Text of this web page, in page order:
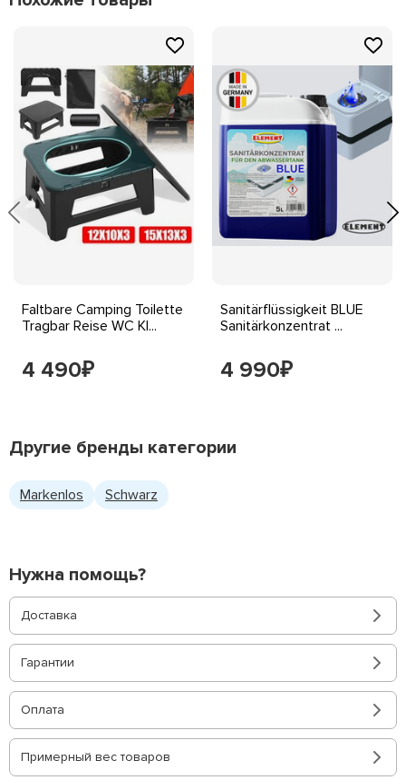
Faltbare Camping Toilette
Tragbar Reise WC Kl...
4 490₽
Sanitärflüssigkeit BLUE
Sanitärkonzentrat ...
4 990₽
Другие бренды категории
Markenlos Schwarz
Нужна помощь?
Доставка
Гарантии
Оплата
Примерный вес товаров